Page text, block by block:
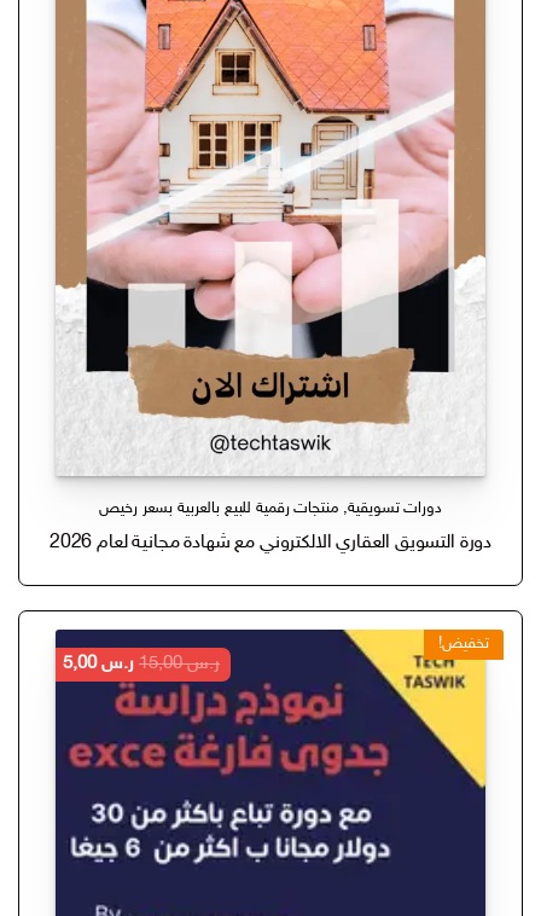
دورات تسويقية, منتجات رقمية للبيع بالعربية بسعر رخيص
دورة التسويق العقاري الالكتروني مع شهادة مجانية لعام 2026
تخفيض!
ر.س15,00
السعر
الأصلي
هو:
ر.س 15,00.
ر.س5,00
السعر